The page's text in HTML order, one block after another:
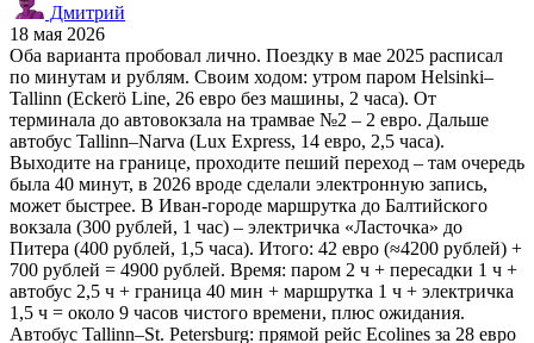
Дмитрий
18 мая 2026
Оба варианта пробовал лично. Поездку в мае 2025 расписал
по минутам и рублям. Своим ходом: утром паром Helsinki–
Tallinn (Eckerö Line, 26 евро без машины, 2 часа). От
терминала до автовокзала на трамвае №2 – 2 евро. Дальше
автобус Tallinn–Narva (Lux Express, 14 евро, 2,5 часа).
Выходите на границе, проходите пеший переход – там очередь
была 40 минут, в 2026 вроде сделали электронную запись,
может быстрее. В Иван-городе маршрутка до Балтийского
вокзала (300 рублей, 1 час) – электричка «Ласточка» до
Питера (400 рублей, 1,5 часа). Итого: 42 евро (≈4200 рублей) +
700 рублей = 4900 рублей. Время: паром 2 ч + пересадки 1 ч +
автобус 2,5 ч + граница 40 мин + маршрутка 1 ч + электричка
1,5 ч = около 9 часов чистого времени, плюс ожидания.
Автобус Tallinn–St. Petersburg: прямой рейс Ecolines за 28 евро